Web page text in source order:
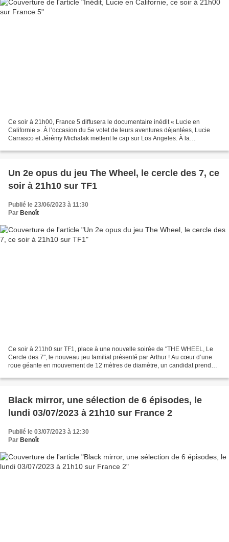
Ce soir à 21h00, France 5 diffusera le documentaire inédit « Lucie en
Californie ». À l’occasion du 5e volet de leurs aventures déjantées, Lucie
Carrasco et Jérémy Michalak mettent le cap sur Los Angeles. À la
Un 2e opus du jeu The Wheel, le cercle des 7, ce
soir à 21h10 sur TF1
Publié le 23/06/2023 à 11:30
Par Benoît
Ce soir à 211h0 sur TF1, place à une nouvelle soirée de "THE WHEEL, Le
Cercle des 7", le nouveau jeu familial présenté par Arthur ! Au cœur d’une
roue géante en mouvement de 12 mètres de diamètre, un candidat prend
Black mirror, une sélection de 6 épisodes, le
lundi 03/07/2023 à 21h10 sur France 2
Publié le 03/07/2023 à 12:30
Par Benoît